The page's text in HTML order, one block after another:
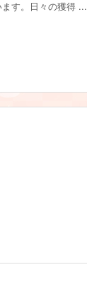
す。日々の獲得 ...